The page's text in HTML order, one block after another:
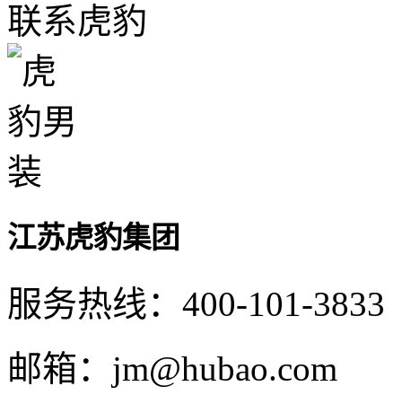
联系虎豹
江苏虎豹集团
服务热线：400-101-3833
邮箱：jm@hubao.com